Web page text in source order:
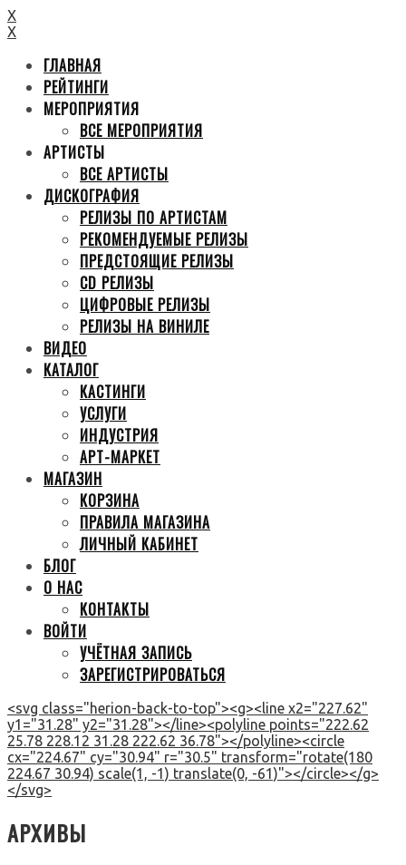
X
X
ГЛАВНАЯ
РЕЙТИНГИ
МЕРОПРИЯТИЯ
ВСЕ МЕРОПРИЯТИЯ
АРТИСТЫ
ВСЕ АРТИСТЫ
ДИСКОГРАФИЯ
РЕЛИЗЫ ПО АРТИСТАМ
РЕКОМЕНДУЕМЫЕ РЕЛИЗЫ
ПРЕДСТОЯЩИЕ РЕЛИЗЫ
CD РЕЛИЗЫ
ЦИФРОВЫЕ РЕЛИЗЫ
РЕЛИЗЫ НА ВИНИЛЕ
ВИДЕО
КАТАЛОГ
КАСТИНГИ
УСЛУГИ
ИНДУСТРИЯ
АРТ-МАРКЕТ
МАГАЗИН
КОРЗИНА
ПРАВИЛА МАГАЗИНА
ЛИЧНЫЙ КАБИНЕТ
БЛОГ
О НАС
КОНТАКТЫ
ВОЙТИ
УЧЁТНАЯ ЗАПИСЬ
ЗАРЕГИСТРИРОВАТЬСЯ
<svg class="herion-back-to-top"><g><line x2="227.62"
y1="31.28" y2="31.28"></line><polyline points="222.62
25.78 228.12 31.28 222.62 36.78"></polyline><circle
cx="224.67" cy="30.94" r="30.5" transform="rotate(180
224.67 30.94) scale(1, -1) translate(0, -61)"></circle></g>
</svg>
АРХИВЫ